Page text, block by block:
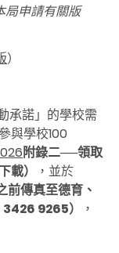
申請有關版
）
承諾」的學校需
與學校100
附錄二──領取
載）
，並於
前傳真至德育、
3426 9265）
，